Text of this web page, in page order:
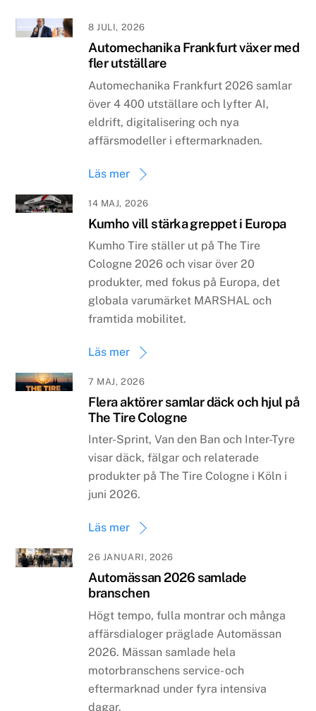
8 JULI, 2026
Automechanika Frankfurt växer med
fler utställare
Automechanika Frankfurt 2026 samlar
över 4 400 utställare och lyfter AI,
eldrift, digitalisering och nya
affärsmodeller i eftermarknaden.
Läs mer
14 MAJ, 2026
Kumho vill stärka greppet i Europa
Kumho Tire ställer ut på The Tire
Cologne 2026 och visar över 20
produkter, med fokus på Europa, det
globala varumärket MARSHAL och
framtida mobilitet.
Läs mer
7 MAJ, 2026
Flera aktörer samlar däck och hjul på
The Tire Cologne
Inter-Sprint, Van den Ban och Inter-Tyre
visar däck, fälgar och relaterade
produkter på The Tire Cologne i Köln i
juni 2026.
Läs mer
26 JANUARI, 2026
Automässan 2026 samlade
branschen
Högt tempo, fulla montrar och många
affärsdialoger präglade Automässan
2026. Mässan samlade hela
motorbranschens service- och
eftermarknad under fyra intensiva
dagar.